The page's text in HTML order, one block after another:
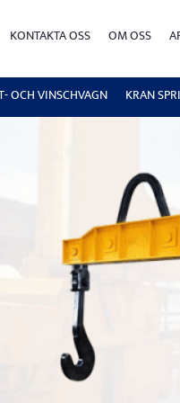
KONTAKTA OSS OM OSS
OCH VINSCHVAGN KRAN